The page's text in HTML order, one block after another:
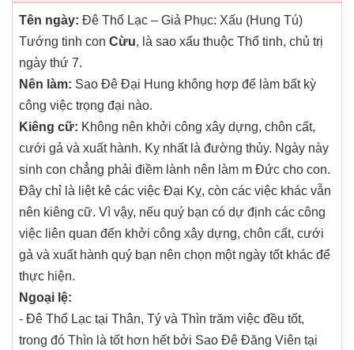
Tên ngày: Đê Thổ Lạc – Giả Phục: Xấu (Hung Tú)
Tướng tinh con Cừu, là sao xấu thuộc Thổ tinh, chủ trị
ngày thứ 7.
Nên làm: Sao Đê Đại Hung không hợp để làm bất kỳ
công việc trọng đại nào.
Kiêng cữ: Không nên khởi công xây dựng, chôn cất,
cưới gả và xuất hành. Kỵ nhất là đường thủy. Ngày này
sinh con chẳng phải điềm lành nên làm m Đức cho con.
Đây chỉ là liệt kê các việc Đại Kỵ, còn các việc khác vẫn
nên kiêng cữ. Vì vậy, nếu quý bạn có dự định các công
việc liên quan đến khởi công xây dựng, chôn cất, cưới
gả và xuất hành quý bạn nên chọn một ngày tốt khác để
thực hiện.
Ngoại lệ:
- Đê Thổ Lạc tại Thân, Tý và Thìn trăm việc đều tốt,
trong đó Thìn là tốt hơn hết bởi Sao Đê Đăng Viên tại